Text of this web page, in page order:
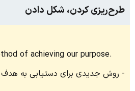
طرح‌ریزی کردن، شکل دادن
of achieving our purpose.
روش جدیدی برای دستیابی به